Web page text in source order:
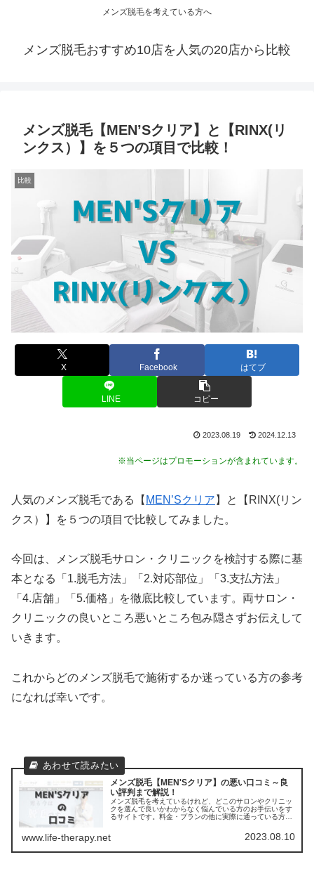
メンズ脱毛を考えている方へ
メンズ脱毛おすすめ10店を人気の20店から比較
メンズ脱毛【MEN’Sクリア】と【RINX(リ
ンクス）】を５つの項目で比較！
比較
X Facebook はてブ
LINE コピー
2023.08.19 2024.12.13
※当ページはプロモーションが含まれています。
人気のメンズ脱毛である【 MEN’Sクリア 】と【RINX(リン
クス）】を５つの項目で比較してみました。
今回は、メンズ脱毛サロン・クリニックを検討する際に基
本となる「1.脱毛方法」「2.対応部位」「3.支払方法」
「4.店舗」「5.価格」を徹底比較しています。両サロン・
クリニックの良いところ悪いところ包み隠さずお伝えして
いきます。
これからどのメンズ脱毛で施術するか迷っている方の参考
になれば幸いです。
メンズ脱毛【MEN'Sクリア】の悪い口コミ～良
い評判まで解説！
メンズ脱毛を考えているけれど、どこのサロンやクリニッ
クを選んで良いかわからなく悩んでいる方のお手伝いをす
るサイトです。料金・プランの他に実際に通っている方の
www.life-therapy.net 2023.08.10